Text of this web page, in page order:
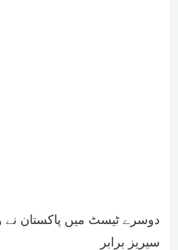
دوسرے ٹیسٹ میں پاکستان نے
سیریز برابر